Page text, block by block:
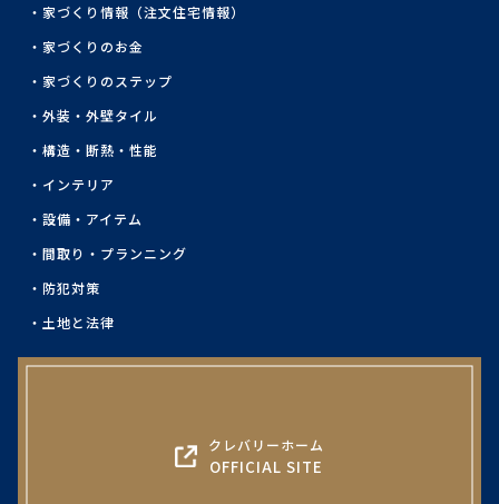
家づくり情報（注文住宅情報）
家づくりのお金
家づくりのステップ
外装・外壁タイル
構造・断熱・性能
インテリア
設備・アイテム
間取り・プランニング
防犯対策
土地と法律
クレバリーホーム
OFFICIAL SITE